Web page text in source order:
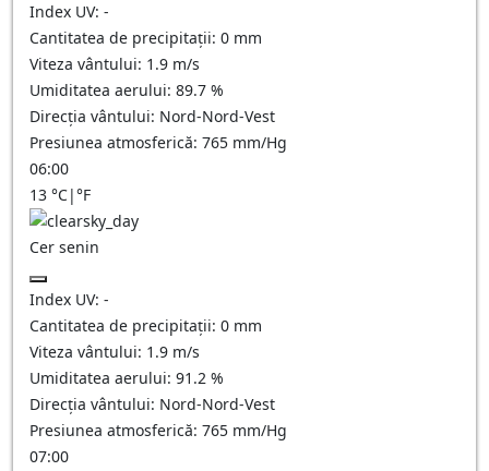
Index UV: -
Cantitatea de precipitații: 0 mm
Viteza vântului: 1.9 m/s
Umiditatea aerului: 89.7 %
Direcția vântului: Nord-Nord-Vest
Presiunea atmosferică: 765 mm/Hg
06:00
13 °C|°F
Cer senin
Index UV: -
Cantitatea de precipitații: 0 mm
Viteza vântului: 1.9 m/s
Umiditatea aerului: 91.2 %
Direcția vântului: Nord-Nord-Vest
Presiunea atmosferică: 765 mm/Hg
07:00